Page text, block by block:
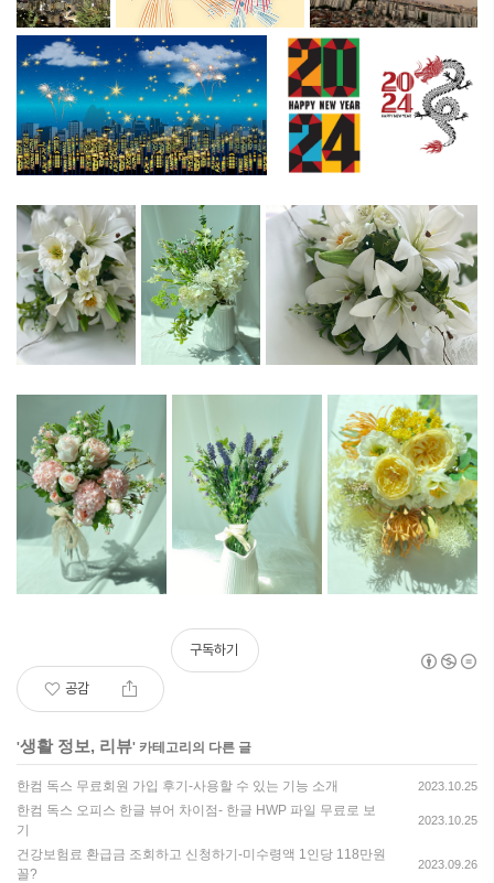
공감
구독하기
'생활 정보, 리뷰' 카테고리의 다른 글
한컴 독스 무료회원 가입 후기-사용할 수 있는 기능 소개 2023.10.25
한컴 독스 오피스 한글 뷰어 차이점- 한글 HWP 파일 무료로 보
기
2023.10.25
건강보험료 환급금 조회하고 신청하기-미수령액 1인당 118만원
꼴?
2023.09.26